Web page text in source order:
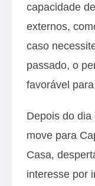
capacidade
externos,
caso
passado, o
favorável
Depois do
move para
Casa,
interesse por